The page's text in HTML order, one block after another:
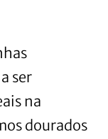
ser
na
dourados